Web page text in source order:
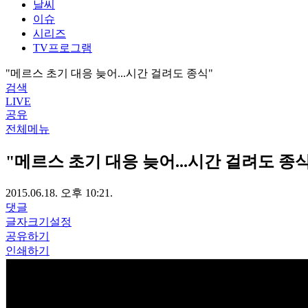
날씨
이슈
시리즈
TV프로그램
"메르스 초기 대응 늦어...시간 걸려도 종식"
검색
LIVE
공유
전체메뉴
"메르스 초기 대응 늦어...시간 걸려도 종
2015.06.18. 오후 10:21.
댓글
글자크기설정
공유하기
인쇄하기